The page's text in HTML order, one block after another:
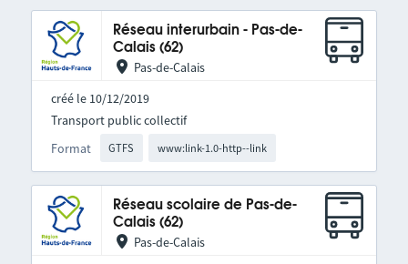
Réseau interurbain - Pas-de-
Calais (62)
Pas-de-Calais
créé le 10/12/2019
Format GTFS www:link-1.0-http--link
Transport public collectif
Réseau scolaire de Pas-de-
Calais (62)
Pas-de-Calais